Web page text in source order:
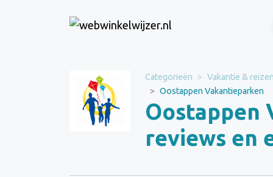
Categorieën Vakantie & reizen
Oostappen Vakantieparken
Oostappen
reviews en
Oostappen
Vakantieparken
Categorie
Vakantie & reizen